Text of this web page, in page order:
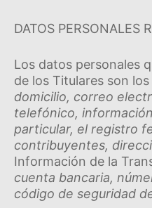
DATOS PERSONALES
Los datos personales
de los Titulares son
domicilio, correo
telefónico,
particular, el registro
contribuyentes,
Información de la
cuenta bancaria,
código de seguridad